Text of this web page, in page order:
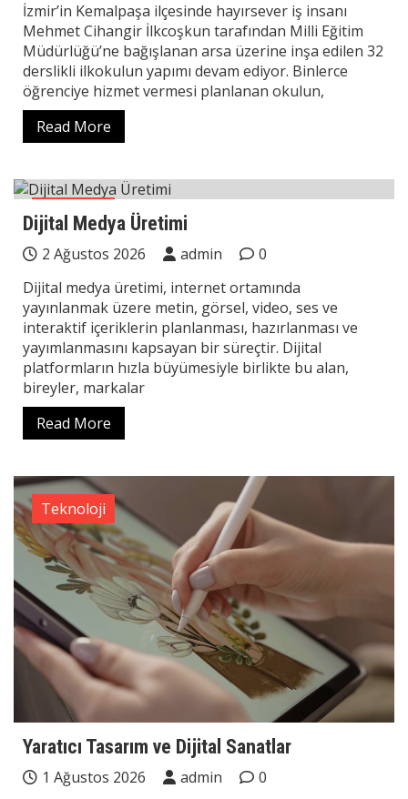
İzmir’in Kemalpaşa ilçesinde hayırsever iş insanı
Mehmet Cihangir İlkcoşkun tarafından Milli Eğitim
Müdürlüğü’ne bağışlanan arsa üzerine inşa edilen 32
derslikli ilkokulun yapımı devam ediyor. Binlerce
öğrenciye hizmet vermesi planlanan okulun,
Read More
Teknoloji
Dijital Medya Üretimi
2 Ağustos 2026 admin
0
Dijital medya üretimi, internet ortamında
yayınlanmak üzere metin, görsel, video, ses ve
interaktif içeriklerin planlanması, hazırlanması ve
yayımlanmasını kapsayan bir süreçtir. Dijital
platformların hızla büyümesiyle birlikte bu alan,
bireyler, markalar
Read More
Teknoloji
Yaratıcı Tasarım ve Dijital Sanatlar
1 Ağustos 2026 admin
0